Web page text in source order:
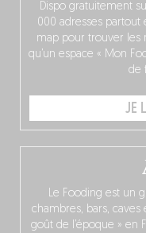
Le Fooding est un
chambres, bars,
goût de l’époque » en
Dispo gratuitement
000 adresses partout
map pour trouver les
qu’un espace « Mon
de
JE